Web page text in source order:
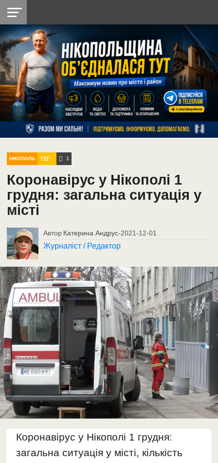
НІКОПОЛЬ
РАЙОН
СІЧЕСЛАВСЬКА
УКРАЇНА
РЕТРО
НІКОПОЛЬ
ЛАЙТ
УКРАЇНА
ДОПОМОГА
РАДІО
НІКОПОЛЬ ТЕГ: 1
Коронавірус у Нікополі 1
грудня: загальна ситуація у
місті
Автор Катерина Андрус-2021-12-01
Журналіст / Редактор
Коронавірус у Нікополі 1 грудня:
загальна ситуація у місті, кількість